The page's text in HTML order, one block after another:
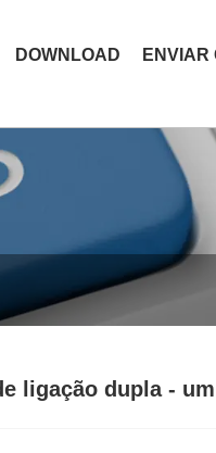
DOWNLOAD ENVIAR
ligação dupla -